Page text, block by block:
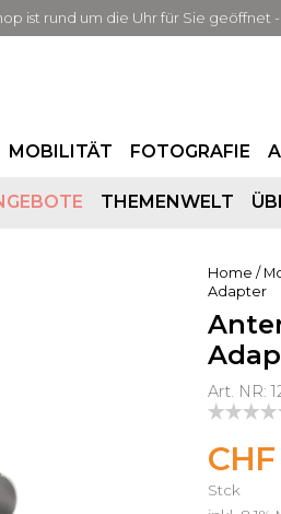
ist rund um die Uhr für Sie geöffnet
MOBILITÄT FOTOGRAFIE
THEMENWELT
Home /
Adapter
Art. NR:
CHF
Stck